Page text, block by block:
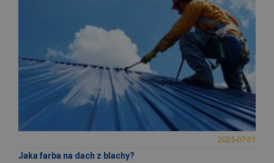
2025-07-31
Jaka farba na dach z blachy?